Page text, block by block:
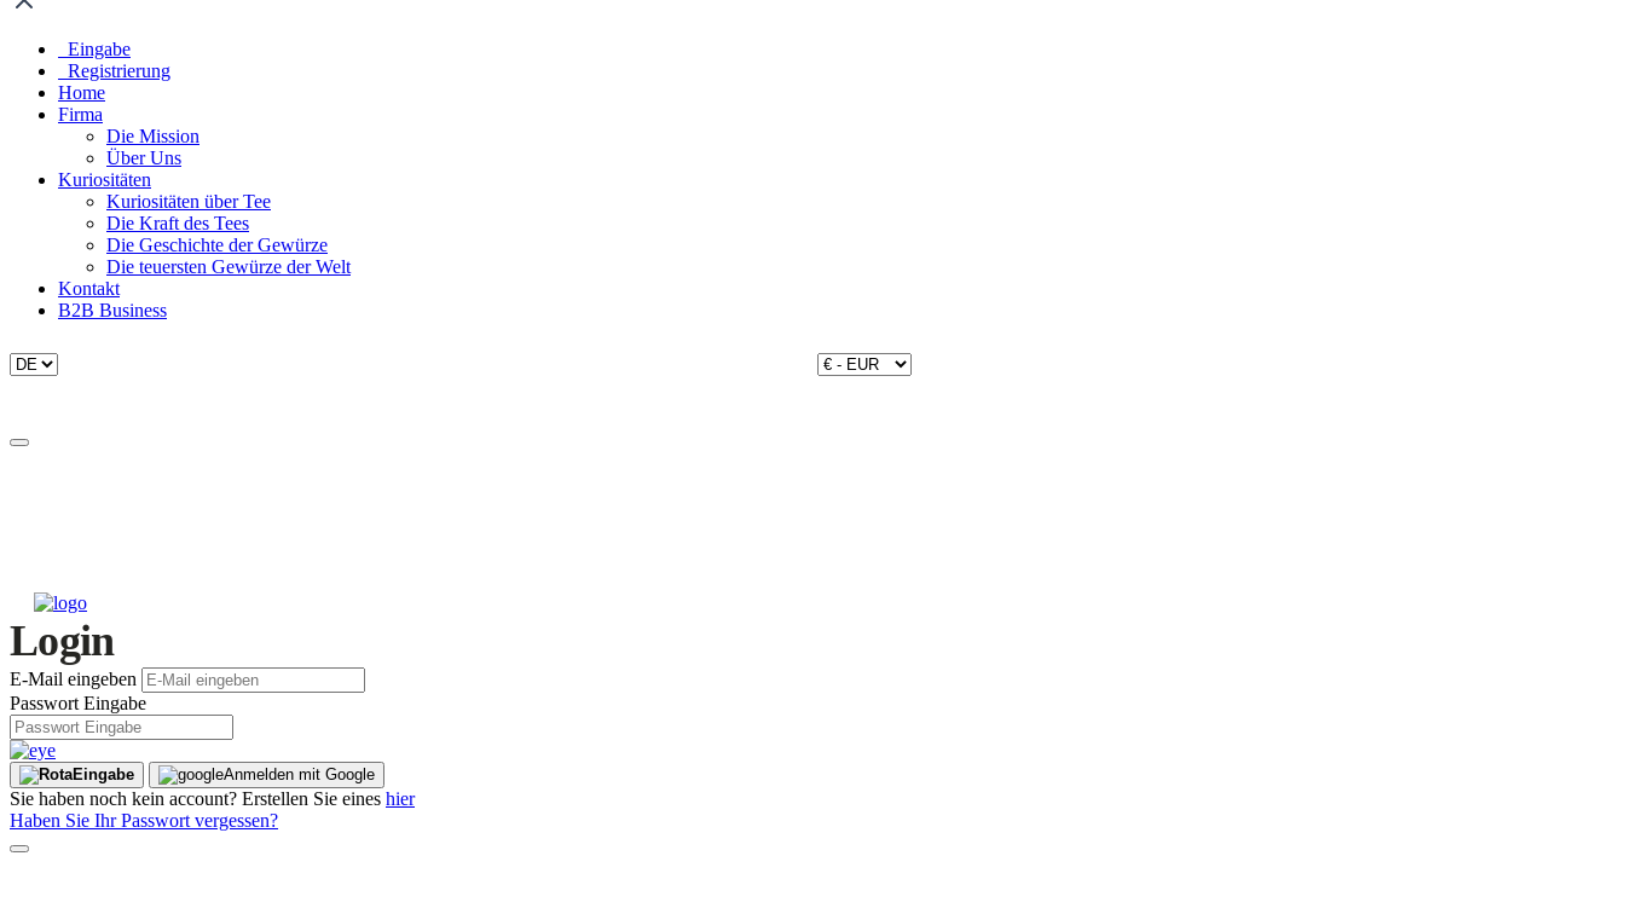
Eingabe
Registrierung
Home
Firma
Die Mission
Über Uns
Kuriositäten
Kuriositäten über Tee
Die Kraft des Tees
Die Geschichte der Gewürze
Die teuersten Gewürze der Welt
Kontakt
B2B Business
Login
E-Mail eingeben
Passwort Eingabe
Eingabe Anmelden mit Google
Sie haben noch kein account? Erstellen Sie eines hier
Haben Sie Ihr Passwort vergessen?